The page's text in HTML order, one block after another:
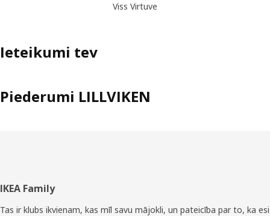
Viss Virtuve
Ieteikumi tev
Piederumi LILLVIKEN
Kājene
IKEA Family
Tas ir klubs ikvienam, kas mīl savu mājokli, un pateicība par to, ka esi